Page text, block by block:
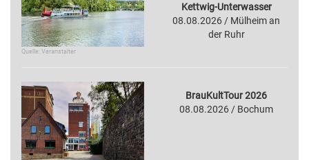
Quelle: Veranstalter
Kettwig-Unterwasser
08.08.2026 / Mülheim an
der Ruhr
BrauKultTour 2026
08.08.2026 / Bochum